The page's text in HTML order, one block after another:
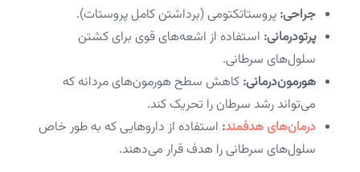
جراحی: پروستاتکتومی (برداشتن کامل پروستات).
پرتودرمانی: استفاده از اشعه‌های قوی برای کشتن
سلول‌های سرطانی.
هورمون‌درمانی: کاهش سطح هورمون‌های مردانه که
می‌تواند رشد سرطان را تحریک کند.
درمان‌های هدفمند: استفاده از داروهایی که به طور خاص
سلول‌های سرطانی را هدف قرار می‌دهند.